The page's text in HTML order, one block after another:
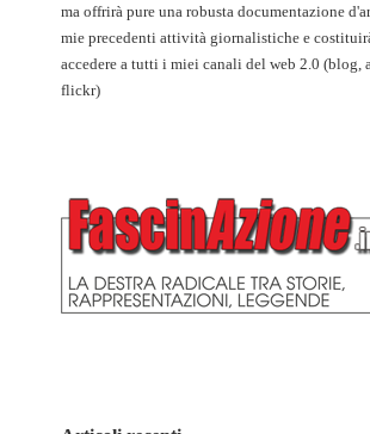
ma offrirà pure una robusta documentazione
mie precedenti attività giornalistiche e
accedere a tutti i miei canali del web 2.0 (blog,
flickr)